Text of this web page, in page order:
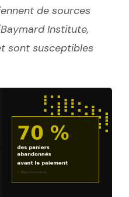
de sources
Institute,
sont susceptibles